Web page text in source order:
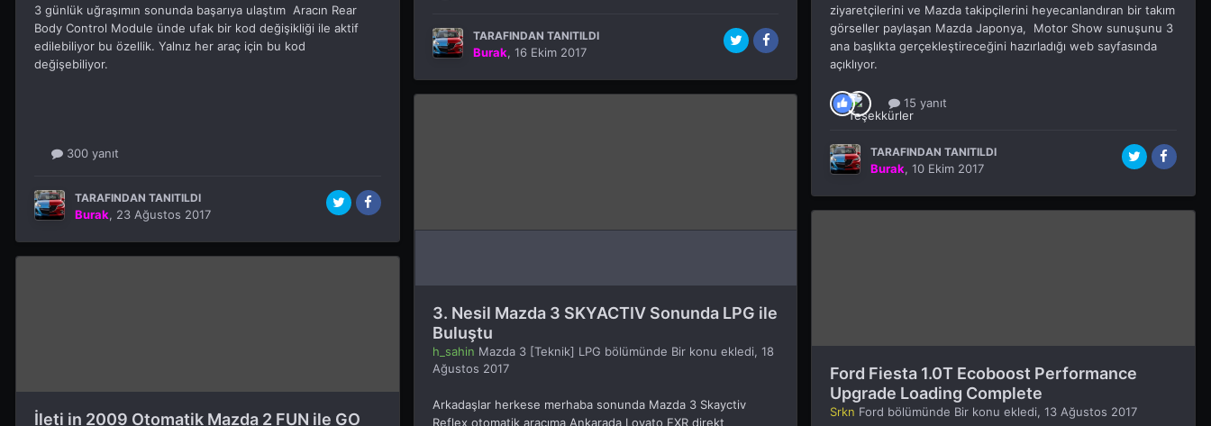
3 günlük uğraşımın sonunda başarıya ulaştım Aracın Rear
Body Control Module ünde ufak bir kod değişikliği ile aktif
edilebiliyor bu özellik. Yalnız her araç için bu kod
değişebiliyor.
300 yanıt
TARAFINDAN TANITILDI
Burak, 23 Ağustos 2017
İleti in 2009 Otomatik Mazda 2 FUN ile GO
TARAFINDAN TANITILDI
Burak, 16 Ekim 2017
3. Nesil Mazda 3 SKYACTIV Sonunda LPG ile
Buluştu
h_sahin Mazda 3 [Teknik] LPG bölümünde Bir konu ekledi, 18
Ağustos 2017
Arkadaşlar herkese merhaba sonunda Mazda 3 Skayctiv
Reflex otomatik aracıma Ankarada Lovato EXR direkt
ziyaretçilerini ve Mazda takipçilerini heyecanlandıran bir takım
görseller paylaşan Mazda Japonya, Motor Show sunuşunu 3
ana başlıkta gerçekleştireceğini hazırladığı web sayfasında
açıklıyor.
15 yanıt
TARAFINDAN TANITILDI
Burak,10 Ekim 2017
Ford Fiesta 1.0T Ecoboost Performance
Upgrade Loading Complete
Srkn Ford bölümünde Bir konu ekledi,13 Ağustos 2017